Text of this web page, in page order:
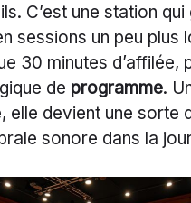
C’est une station qui
sessions un peu plus
30 minutes d’affilée,
de programme.
elle devient une sorte
sonore dans la